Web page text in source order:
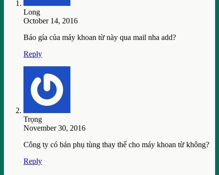
Long
October 14, 2016
Báo gía của máy khoan từ này qua mail nha add?
Reply
Trọng
November 30, 2016
Công ty có bán phụ tùng thay thế cho máy khoan từ không?
Reply